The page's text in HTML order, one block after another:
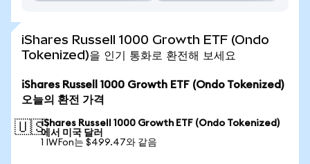
iShares Russell 1000 Growth ETF (Ondo
Tokenized)을 인기 통화로 환전해 보세요
iShares Russell 1000 Growth ETF (Ondo Tokenized)
오늘의 환전 가격
🇺🇸iShares Russell 1000 Growth ETF (Ondo Tokenized)
에서 미국 달러
1 IWFon는 $499.47와 같음